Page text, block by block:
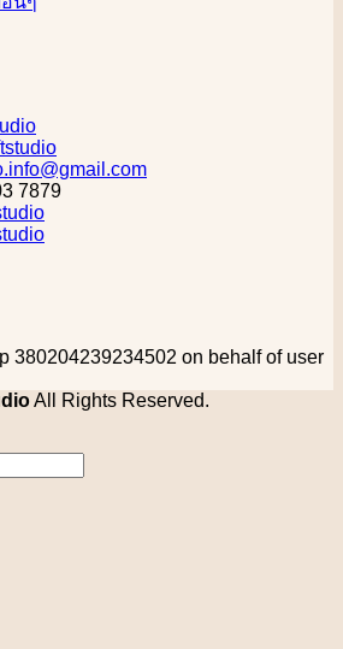
7879
380204239234502 on behalf of user
All Rights Reserved.